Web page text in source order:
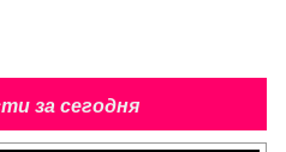
за сегодня